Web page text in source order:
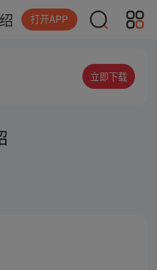
打开APP
立即下载